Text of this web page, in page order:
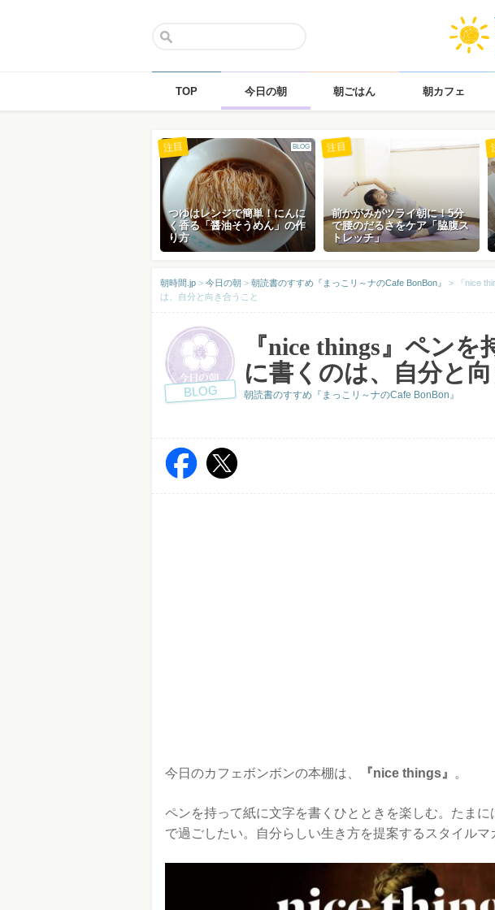
TOP 今日の朝 朝ごはん 朝カフェ
BLOG
つゆはレンジで簡単！にんに
く香る「醤油そうめん」の作
り方
注目
前かがみがツライ朝に！5分
で腰のだるさをケア「脇腹ス
トレッチ」
注目
朝時間.jp > 今日の朝 > 朝読書のすすめ『まっこリ～ナのCafe BonBon』 >
『nice
は、自分と向き合うこと
BLOG
『nice things』ペンを
に書くのは、自分と
朝読書のすすめ『まっこリ～ナのCafe BonBon』
今日のカフェボンボンの本棚は、 『nice things』 。
ペンを持って紙に文字を書くひとときを楽しむ。たま
で過ごしたい。自分らしい生き方を提案するスタイルマ